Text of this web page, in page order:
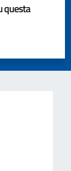
questa